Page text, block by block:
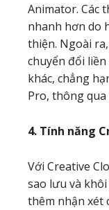
Animator. Các
nhanh hơn do
thiện. Ngoài
chuyển đổi
khác, chẳng
Pro, thông
4. Tính năng
Với Creative
sao lưu và
thêm nhận xét